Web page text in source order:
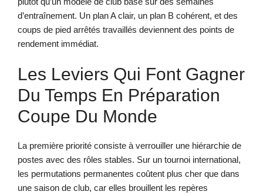
d’entraînement. Un plan A clair, un plan B cohérent, et des
coups de pied arrêtés travaillés deviennent des points de
rendement immédiat.
Les Leviers Qui Font Gagner
Du Temps En Préparation
Coupe Du Monde
La première priorité consiste à verrouiller une hiérarchie de
postes avec des rôles stables. Sur un tournoi international,
les permutations permanentes coûtent plus cher que dans
une saison de club, car elles brouillent les repères